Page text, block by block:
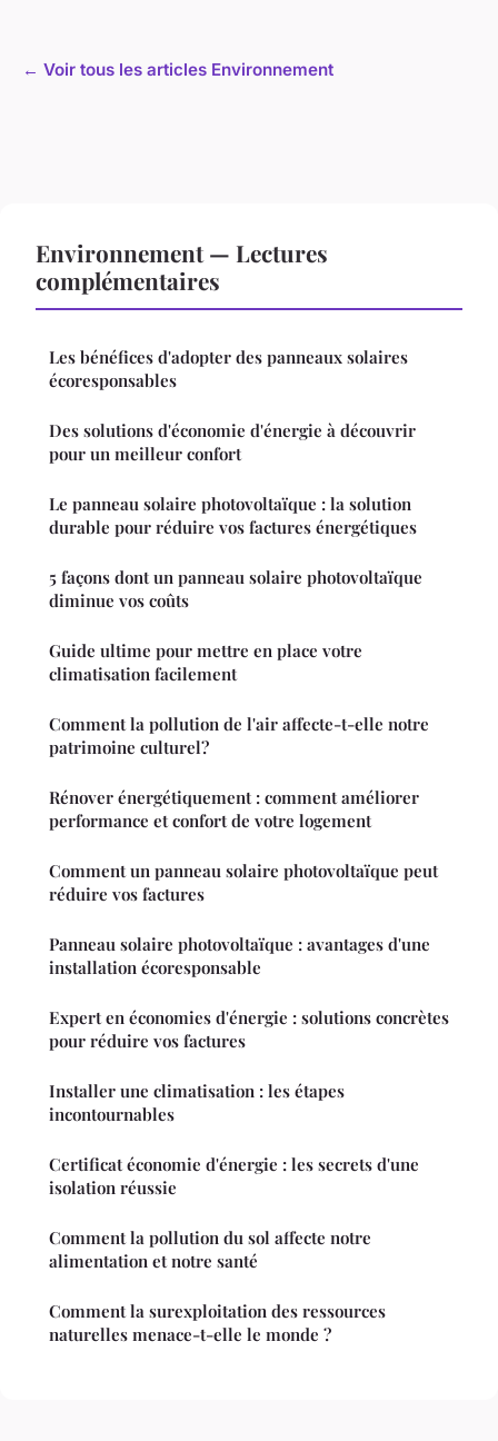
← Voir tous les articles Environnement
Environnement — Lectures
complémentaires
Les bénéfices d'adopter des panneaux solaires
écoresponsables
Des solutions d'économie d'énergie à découvrir
pour un meilleur confort
Le panneau solaire photovoltaïque : la solution
durable pour réduire vos factures énergétiques
5 façons dont un panneau solaire photovoltaïque
diminue vos coûts
Guide ultime pour mettre en place votre
climatisation facilement
Comment la pollution de l'air affecte-t-elle notre
patrimoine culturel?
Rénover énergétiquement : comment améliorer
performance et confort de votre logement
Comment un panneau solaire photovoltaïque peut
réduire vos factures
Panneau solaire photovoltaïque : avantages d'une
installation écoresponsable
Expert en économies d'énergie : solutions concrètes
pour réduire vos factures
Installer une climatisation : les étapes
incontournables
Certificat économie d'énergie : les secrets d'une
isolation réussie
Comment la pollution du sol affecte notre
alimentation et notre santé
Comment la surexploitation des ressources
naturelles menace-t-elle le monde ?